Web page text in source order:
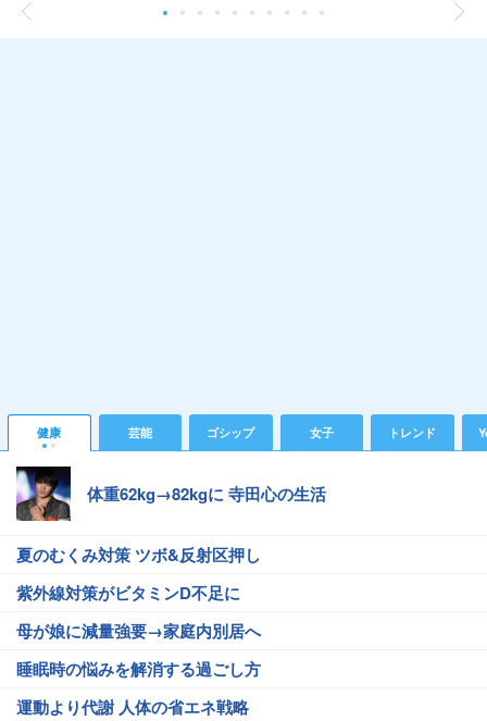
健康 芸能 ゴシップ 女子 トレンド
体重62kg→82kgに 寺田心の生活
夏のむくみ対策 ツボ&反射区押し
紫外線対策がビタミンD不足に
母が娘に減量強要→家庭内別居へ
睡眠時の悩みを解消する過ごし方
運動より代謝 人体の省エネ戦略